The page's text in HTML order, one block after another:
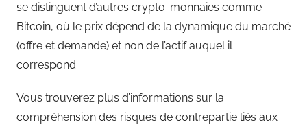
se distinguent d’autres crypto-monnaies comme
Bitcoin, où le prix dépend de la dynamique du marché
(offre et demande) et non de l’actif auquel il
correspond.
Vous trouverez plus d’informations sur la
compréhension des risques de contrepartie liés aux